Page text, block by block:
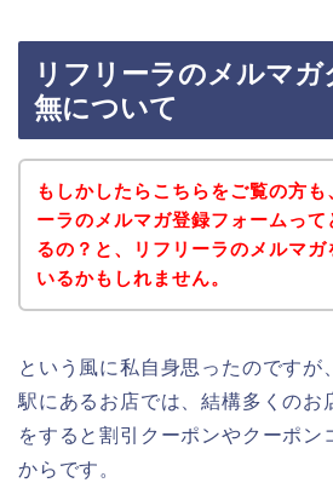
リフリーラのメルマ
無について
もしかしたらこちらをご覧の方も
ーラのメルマガ登録フォームって
るの？と、リフリーラのメルマガ
いるかもしれません。
という風に私自身思ったのですが
駅にあるお店では、結構多くのお
をすると割引クーポンやクーポン
からです。